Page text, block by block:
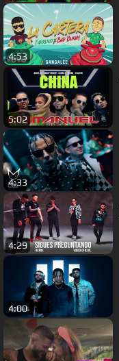
4:53
5:02
4:33
4:29
4:00